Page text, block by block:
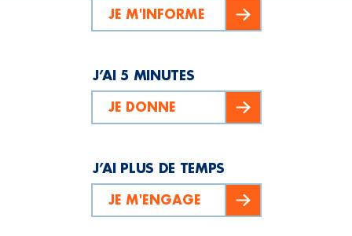
JE M'INFORME
J’AI 5 MINUTES
JE DONNE
J’AI PLUS DE TEMPS
JE M'ENGAGE